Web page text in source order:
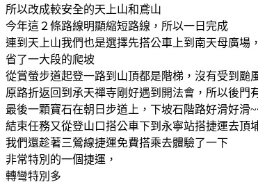
所以改成較安全的天上山和鳶山
今年這２條路線明顯縮短路線，所以一日完成
連到天上山我們也是選擇先搭公車上到南天母廣場，
省了一大段的爬坡
從賞螢步道起登一路到山頂都是階梯，沒有受到颱
原路折返回到承天禪寺剛好遇到開法會，所以後門
最後一顆寶石在朝日步道上，下坡石階路好滑好滑
結束任務又從登山口搭公車下到永寧站搭捷運去頂
我們還趁著三鶯線捷運免費搭乘去體驗了一下
非常特別的一個捷運，
轉彎特別多